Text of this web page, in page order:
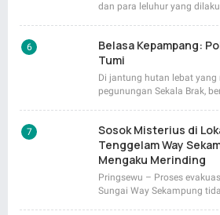
dan para leluhur yang
Belasa Kepampang:
Tumi
Di jantung hutan lebat
pegunungan Sekala Brak,
Sosok Misterius di
Tenggelam Way
Mengaku Merinding
Pringsewu – Proses
Sungai Way Sekampung